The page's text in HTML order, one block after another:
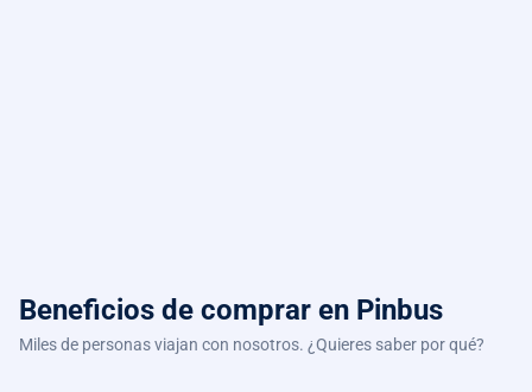
Beneficios de comprar en Pinbus
Miles de personas viajan con nosotros. ¿Quieres saber por qué?